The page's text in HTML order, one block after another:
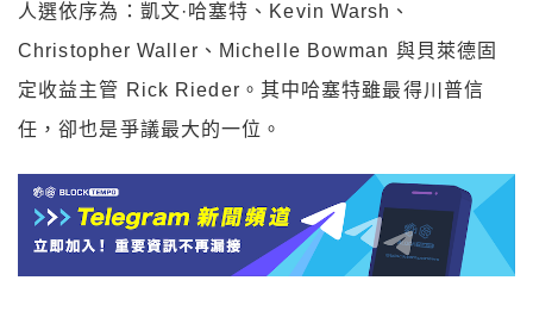
人選依序為：凱文·哈塞特、Kevin Warsh、
Christopher Waller、Michelle Bowman 與貝萊德固
定收益主管 Rick Rieder。其中哈塞特雖最得川普信
任，卻也是爭議最大的一位。